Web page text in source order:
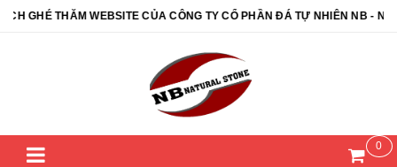
GHÉ THĂM WEBSITE CỦA CÔNG TY CỔ PHẦN ĐÁ TỰ NHIÊN NB - NB
0